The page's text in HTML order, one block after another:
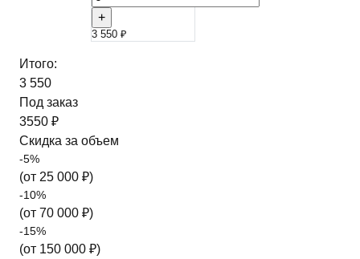
+
3 550 ₽
Итого:
3 550
Под заказ
3550 ₽
Скидка за объем
-5%
(от 25 000 ₽)
-10%
(от 70 000 ₽)
-15%
(от 150 000 ₽)